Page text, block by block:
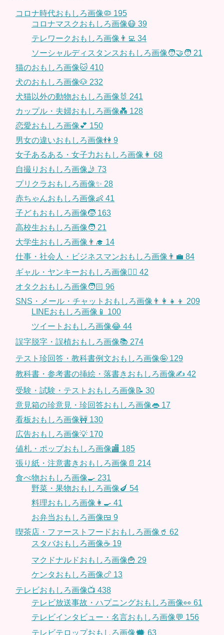
コロナ時代おもしろ画像🦠 195
コロナマスクおもしろ画像😷 39
テレワークおもしろ画像👨‍💻 34
ソーシャルディスタンスおもしろ画像🧑‍🤝‍🧑 21
猫のおもしろ画像🐱 410
犬のおもしろ画像🐶 232
犬猫以外の動物おもしろ画像🐰 241
カップル・夫婦おもしろ画像💑 128
恋愛おもしろ画像💕 150
男女の違いおもしろ画像👫 9
女子あるある・女子力おもしろ画像👩 68
自撮りおもしろ画像🤳 73
プリクラおもしろ画像✨ 28
赤ちゃんおもしろ画像👶 41
子どもおもしろ画像🧒 163
高校生おもしろ画像🧑 21
大学生おもしろ画像👨‍🎓 14
仕事・社会人・ビジネスマンおもしろ画像👨‍💼 84
ギャル・ヤンキーおもしろ画像👱‍♀️ 42
オタクおもしろ画像🧑🏻 96
SNS・メール・チャットおもしろ画像👨‍👩‍👧‍👦 209
LINEおもしろ画像📱 100
ツイートおもしろ画像😂 44
誤字脱字・誤植おもしろ画像📚 274
テスト珍回答・教科書例文おもしろ画像🤪 129
教科書・参考書の挿絵・落書きおもしろ画像✍️ 42
受験・試験・テストおもしろ画像📝 30
意見箱の珍意見・珍回答おもしろ画像👄 17
看板おもしろ画像🚧 130
広告おもしろ画像💡 170
値札・ポップおもしろ画像🏬 185
張り紙・注意書きおもしろ画像📄 214
食べ物おもしろ画像🍳 231
野菜・果物おもしろ画像🍆 54
料理おもしろ画像👩‍🍳 41
お弁当おもしろ画像🍱 9
喫茶店・ファーストフードおもしろ画像🥤 62
スタバおもしろ画像☕️ 19
マクドナルドおもしろ画像🍟 29
ケンタおもしろ画像🍗 13
テレビおもしろ画像📺 438
テレビ放送事故・ハプニングおもしろ画像👀 61
テレビインタビュー・名言おもしろ画像💬 156
テレビテロップおもしろ画像🗯 63